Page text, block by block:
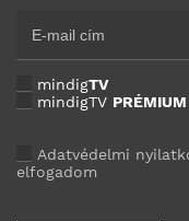
mindigTV
mindigTV PRÉMIUM
Adatvédelmi
elfogadom